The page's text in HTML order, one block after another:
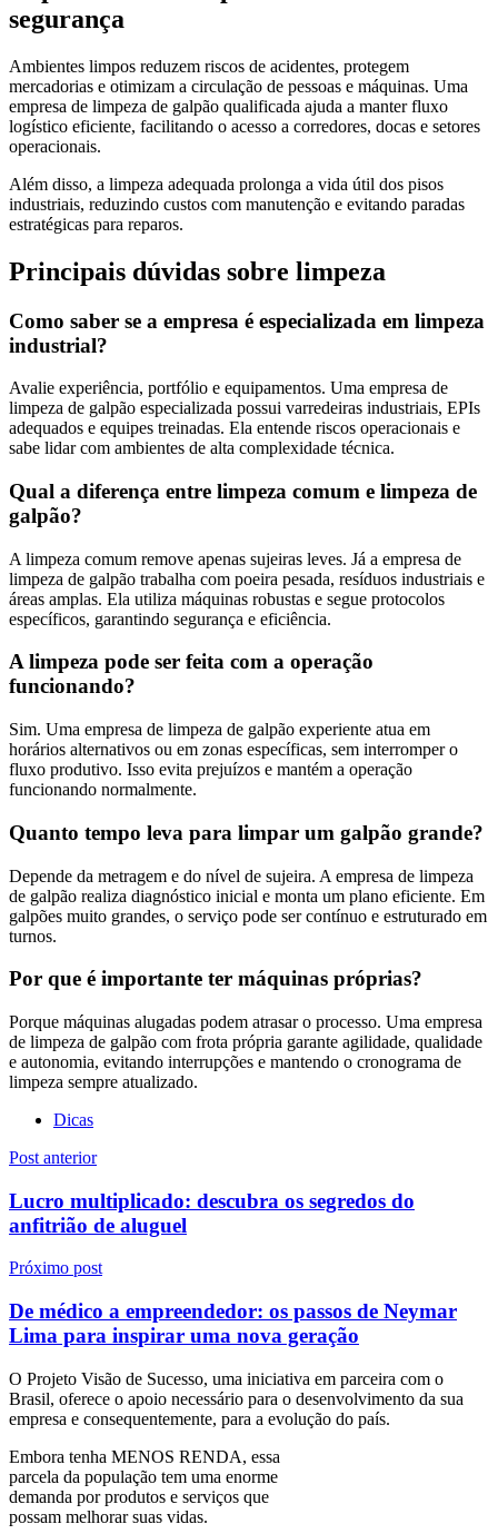
segurança
Ambientes limpos reduzem riscos de acidentes, protegem
mercadorias e otimizam a circulação de pessoas e máquinas. Uma
empresa de limpeza de galpão qualificada ajuda a manter fluxo
logístico eficiente, facilitando o acesso a corredores, docas e setores
operacionais.
Além disso, a limpeza adequada prolonga a vida útil dos pisos
industriais, reduzindo custos com manutenção e evitando paradas
estratégicas para reparos.
Principais dúvidas sobre limpeza
Como saber se a empresa é especializada em limpeza
industrial?
Avalie experiência, portfólio e equipamentos. Uma empresa de
limpeza de galpão especializada possui varredeiras industriais, EPIs
adequados e equipes treinadas. Ela entende riscos operacionais e
sabe lidar com ambientes de alta complexidade técnica.
Qual a diferença entre limpeza comum e limpeza de
galpão?
A limpeza comum remove apenas sujeiras leves. Já a empresa de
limpeza de galpão trabalha com poeira pesada, resíduos industriais e
áreas amplas. Ela utiliza máquinas robustas e segue protocolos
específicos, garantindo segurança e eficiência.
A limpeza pode ser feita com a operação
funcionando?
Sim. Uma empresa de limpeza de galpão experiente atua em
horários alternativos ou em zonas específicas, sem interromper o
fluxo produtivo. Isso evita prejuízos e mantém a operação
funcionando normalmente.
Quanto tempo leva para limpar um galpão grande?
Depende da metragem e do nível de sujeira. A empresa de limpeza
de galpão realiza diagnóstico inicial e monta um plano eficiente. Em
galpões muito grandes, o serviço pode ser contínuo e estruturado em
turnos.
Por que é importante ter máquinas próprias?
Porque máquinas alugadas podem atrasar o processo. Uma empresa
de limpeza de galpão com frota própria garante agilidade, qualidade
e autonomia, evitando interrupções e mantendo o cronograma de
limpeza sempre atualizado.
Dicas
Navegação
de
Post
Post anterior
Lucro multiplicado: descubra os segredos do
anfitrião de aluguel
Próximo post
De médico a empreendedor: os passos de Neymar
Lima para inspirar uma nova geração
O Projeto Visão de Sucesso, uma iniciativa em parceira com o
Brasil, oferece o apoio necessário para o desenvolvimento da sua
empresa e consequentemente, para a evolução do país.
Embora tenha MENOS RENDA, essa
parcela da população tem uma enorme
demanda por produtos e serviços que
possam melhorar suas vidas.